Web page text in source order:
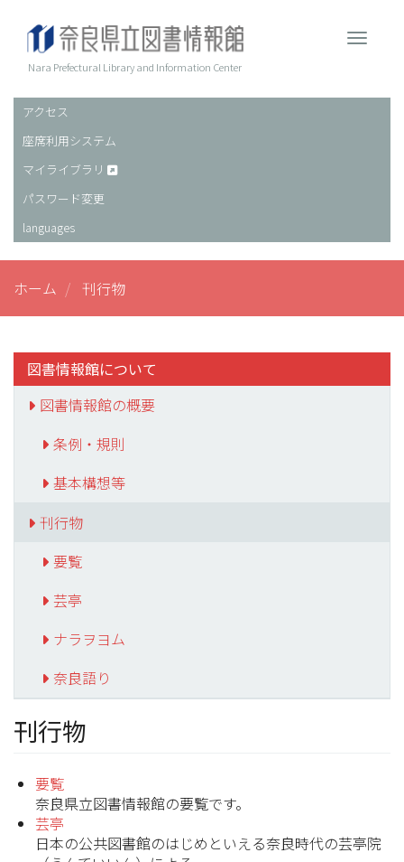
Nara Prefectural Library and Information Center
ヘ
ッ
ダ
ー
アクセス
座席利用システム
マイライブラリ
パスワード変更
languages
ホーム 刊行物
図書情報館について
図書情報館の概要
条例・規則
基本構想等
刊行物
要覧
芸亭
ナラヲヨム
奈良語り
刊行物
要覧
奈良県立図書情報館の要覧です。
芸亭
日本の公共図書館のはじめといえる奈良時代の芸亭院